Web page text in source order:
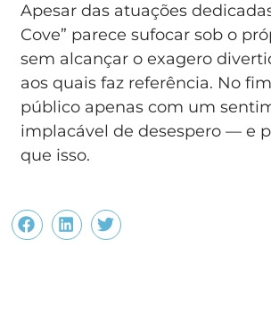
Apesar das atuações
Cove” parece sufocar sob o
sem alcançar o exagero
aos quais faz referência. No
público apenas com um
implacável de desespero — e
que isso.